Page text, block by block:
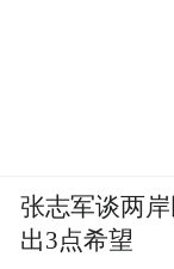
张志军谈两
出3点希望